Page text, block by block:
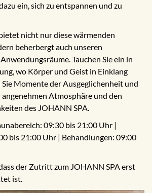
ein, sich zu entspannen und zu
nicht nur diese wärmenden
beherbergt auch unseren
Tauchen Sie ein in
wo Körper und Geist in Einklang
Momente der Ausgeglichenheit und
Atmosphäre und den
des JOHANN SPA.
09:30 bis 21:00 Uhr |
bis 21:00 Uhr | Behandlungen: 09:00
der Zutritt zum JOHANN SPA erst
ist.